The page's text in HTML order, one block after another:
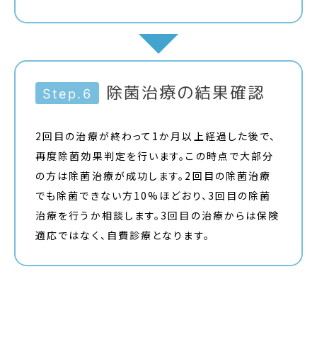
Step.6 除菌治療の結果確認
2回目の治療が終わって1か月以上経過した後で、
再度除菌効果判定を行います。この時点で大部分
の方は除菌治療が成功します。2回目の除菌治療
でも除菌できない方10%ほどおり、3回目の除菌
治療を行うか相談します。3回目の治療からは保険
適応ではなく、自費診療となります。